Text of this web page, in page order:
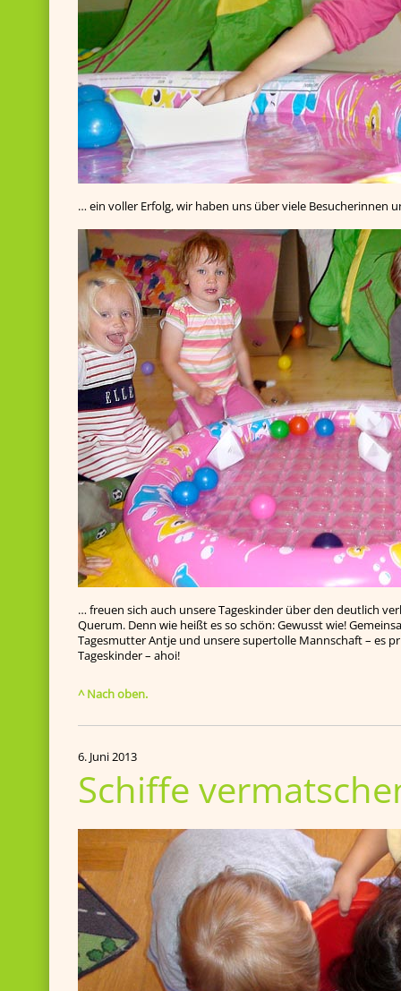
… ein voller Erfolg, wir haben uns über viele Besucherinnen
… freuen sich auch unsere Tageskinder über den deutlich
Querum. Denn wie heißt es so schön: Gewusst wie!
Tagesmutter Antje und unsere supertolle Mannschaft – es
Tageskinder – ahoi!
^ Nach oben.
6. Juni 2013
Schiffe